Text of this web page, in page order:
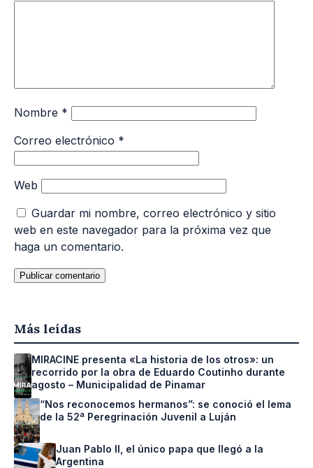
Nombre *
Correo electrónico *
Web
Guardar mi nombre, correo electrónico y sitio
web en este navegador para la próxima vez que
haga un comentario.
Más leídas
MIRACINE presenta «La historia de los otros»: un
recorrido por la obra de Eduardo Coutinho durante
agosto – Municipalidad de Pinamar
“Nos reconocemos hermanos”: se conoció el lema
de la 52ª Peregrinación Juvenil a Luján
Juan Pablo II, el único papa que llegó a la
Argentina